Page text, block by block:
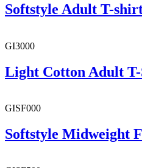
Softstyle Adult T-
GI3000
Light Cotton Adult
GISF000
Softstyle Midweight